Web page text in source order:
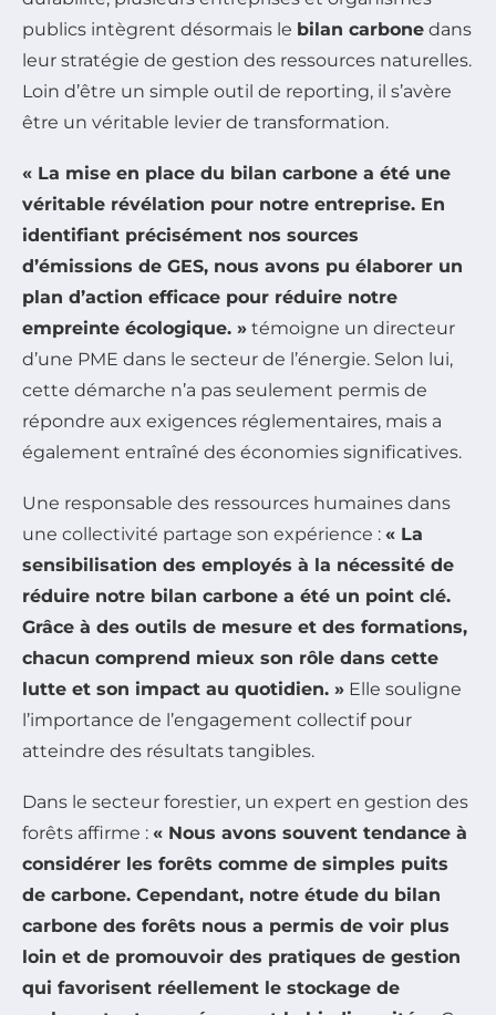
publics intègrent désormais le bilan carbone dans
leur stratégie de gestion des ressources naturelles.
Loin d’être un simple outil de reporting, il s’avère
être un véritable levier de transformation.
« La mise en place du bilan carbone a été une
véritable révélation pour notre entreprise. En
identifiant précisément nos sources
d’émissions de GES, nous avons pu élaborer un
plan d’action efficace pour réduire notre
empreinte écologique. » témoigne un directeur
d’une PME dans le secteur de l’énergie. Selon lui,
cette démarche n’a pas seulement permis de
répondre aux exigences réglementaires, mais a
également entraîné des économies significatives.
Une responsable des ressources humaines dans
une collectivité partage son expérience : « La
sensibilisation des employés à la nécessité de
réduire notre bilan carbone a été un point clé.
Grâce à des outils de mesure et des formations,
chacun comprend mieux son rôle dans cette
lutte et son impact au quotidien. » Elle souligne
l’importance de l’engagement collectif pour
atteindre des résultats tangibles.
Dans le secteur forestier, un expert en gestion des
forêts affirme : « Nous avons souvent tendance à
considérer les forêts comme de simples puits
de carbone. Cependant, notre étude du bilan
carbone des forêts nous a permis de voir plus
loin et de promouvoir des pratiques de gestion
qui favorisent réellement le stockage de